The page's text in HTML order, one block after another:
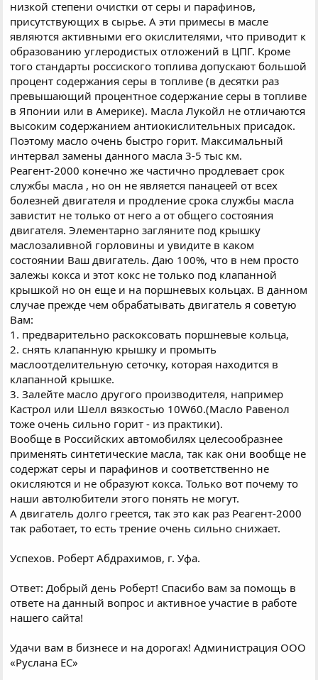
низкой степени очистки от серы и парафинов,
присутствующих в сырье. А эти примесы в масле
являются активными его окислителями, что приводит к
образованию углеродистых отложений в ЦПГ. Кроме
того стандарты россиского топлива допускают большой
процент содержания серы в топливе (в десятки раз
превышающий процентное содержание серы в топливе
в Японии или в Америке). Масла Лукойл не отличаются
высоким содержанием антиокислительных присадок.
Поэтому масло очень быстро горит. Максимальный
интервал замены данного масла 3-5 тыс км.
Реагент-2000 конечно же частично продлевает срок
службы масла , но он не является панацеей от всех
болезней двигателя и продление срока службы масла
завистит не только от него а от общего состояния
двигателя. Элементарно загляните под крышку
маслозаливной горловины и увидите в каком
состоянии Ваш двигатель. Даю 100%, что в нем просто
залежы кокса и этот кокс не только под клапанной
крышкой но он еще и на поршневых кольцах. В данном
случае прежде чем обрабатывать двигатель я советую
Вам:
1. предварительно раскоксовать поршневые кольца,
2. снять клапанную крышку и промыть
маслоотделительную сеточку, которая находится в
клапанной крышке.
3. Залейте масло другого производителя, например
Кастрол или Шелл вязкостью 10W60.(Масло Равенол
тоже очень сильно горит - из практики).
Вообще в Российских автомобилях целесообразнее
применять синтетические масла, так как они вообще не
содержат серы и парафинов и соответственно не
окисляются и не образуют кокса. Только вот почему то
наши автолюбители этого понять не могут.
А двигатель долго греется, так это как раз Реагент-2000
так работает, то есть трение очень сильно снижает.
Успехов. Роберт Абдрахимов, г. Уфа.
Ответ: Добрый день Роберт! Спасибо вам за помощь в
ответе на данный вопрос и активное участие в работе
нашего сайта!
Удачи вам в бизнесе и на дорогах! Администрация ООО
«Руслана ЕС»